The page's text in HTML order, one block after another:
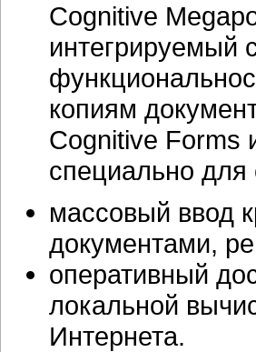
Cognitive
интегрируемый
копиям
Cognitive Forms
специально для
массовый ввод
документами,
оперативный
локальной
Интернета.